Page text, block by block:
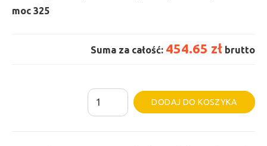
moc 325
Suma za całość: 454.65 zł brutto
ilość
Grzejnik
DODAJ DO KOSZYKA